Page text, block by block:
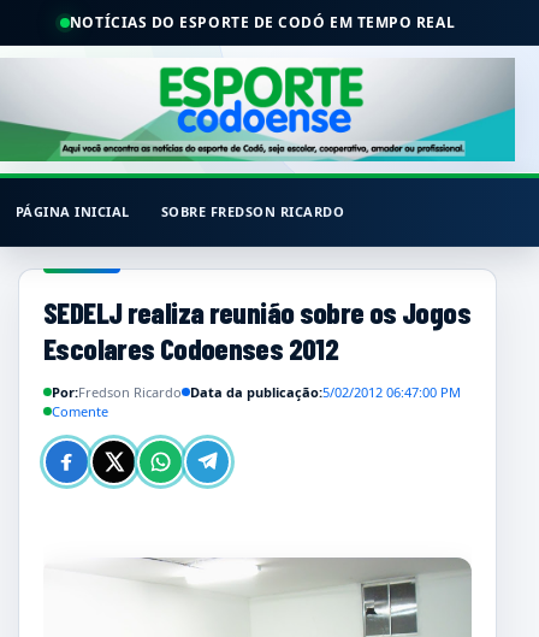
NOTÍCIAS DO ESPORTE DE CODÓ EM TEMPO REAL
PÁGINA INICIAL SOBRE FREDSON RICARDO
SEDELJ realiza reunião sobre os Jogos
Escolares Codoenses 2012
Por:Fredson Ricardo Data da publicação:5/02/2012 06:47:00 PM
Comente